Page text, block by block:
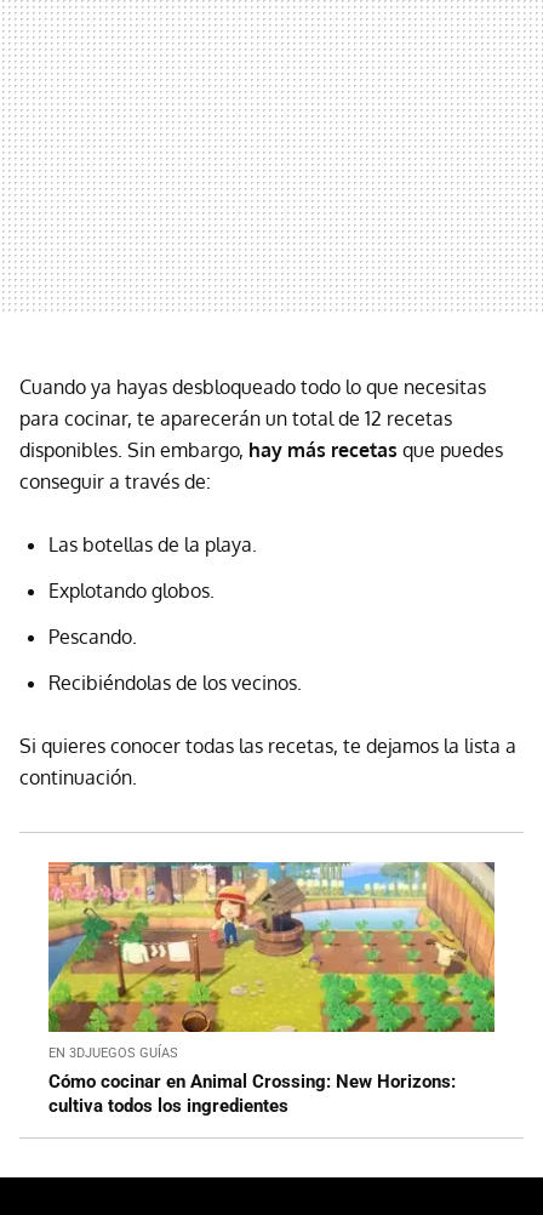
Cuando ya hayas desbloqueado todo lo que necesitas
para cocinar, te aparecerán un total de 12 recetas
disponibles. Sin embargo, hay más recetas que puedes
conseguir a través de:
Las botellas de la playa.
Explotando globos.
Pescando.
Recibiéndolas de los vecinos.
Si quieres conocer todas las recetas, te dejamos la lista a
continuación.
EN 3DJUEGOS GUÍAS
Cómo cocinar en Animal Crossing: New Horizons:
cultiva todos los ingredientes